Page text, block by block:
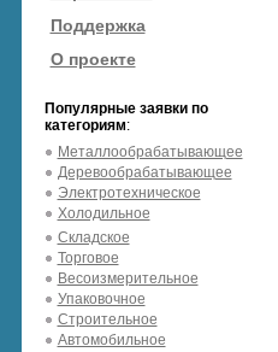
Поддержка
О проекте
Популярные заявки по
категориям:
Металлообрабатывающее
Деревообрабатывающее
Электротехническое
Холодильное
Складское
Торговое
Весоизмерительное
Упаковочное
Строительное
Автомобильное